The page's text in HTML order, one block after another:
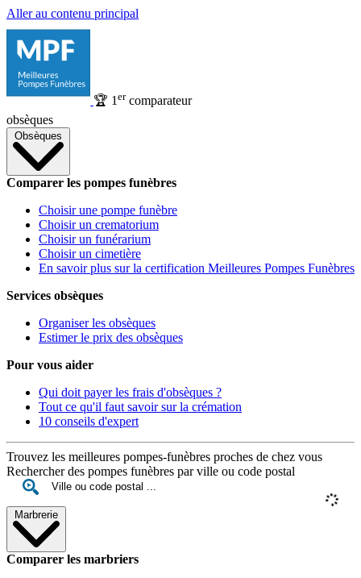
Aller au contenu principal
🏆 1 ercomparateur
obsèques
Obsèques
Comparer les pompes funèbres
Choisir une pompe funèbre
Choisir un crematorium
Choisir un funérarium
Choisir un cimetière
En savoir plus sur la certification Meilleures Pompes Funèbres
Services obsèques
Organiser les obsèques
Estimer le prix des obsèques
Pour vous aider
Qui doit payer les frais d'obsèques ?
Tout ce qu'il faut savoir sur la crémation
10 conseils d'expert
Trouvez les meilleures pompes-funèbres proches de chez vous
Rechercher des pompes funèbres par ville ou code postal
Marbrerie
Comparer les marbriers